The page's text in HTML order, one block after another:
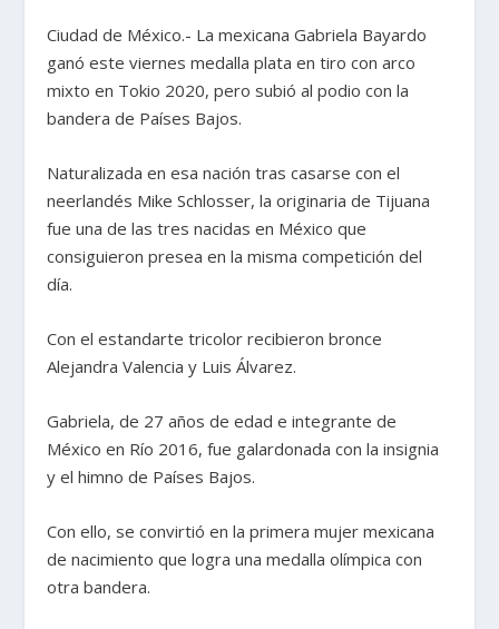
Ciudad de México.- La mexicana Gabriela Bayardo
ganó este viernes medalla plata en tiro con arco
mixto en Tokio 2020, pero subió al podio con la
bandera de Países Bajos.
Naturalizada en esa nación tras casarse con el
neerlandés Mike Schlosser, la originaria de Tijuana
fue una de las tres nacidas en México que
consiguieron presea en la misma competición del
día.
Con el estandarte tricolor recibieron bronce
Alejandra Valencia y Luis Álvarez.
Gabriela, de 27 años de edad e integrante de
México en Río 2016, fue galardonada con la insignia
y el himno de Países Bajos.
Con ello, se convirtió en la primera mujer mexicana
de nacimiento que logra una medalla olímpica con
otra bandera.